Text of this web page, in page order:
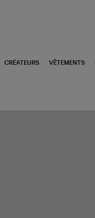
CRÉATEURS VÊTEMENTS